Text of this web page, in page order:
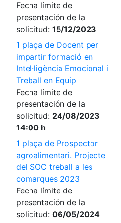
Fecha límite de
presentación de la
solicitud: 15/12/2023
1 plaça de Docent per
impartir formació en
Intel·ligència Emocional i
Treball en Equip
Fecha límite de
presentación de la
solicitud: 24/08/2023
14:00 h
1 plaça de Prospector
agroalimentari. Projecte
del SOC treball a les
comarques 2023
Fecha límite de
presentación de la
solicitud: 06/05/2024